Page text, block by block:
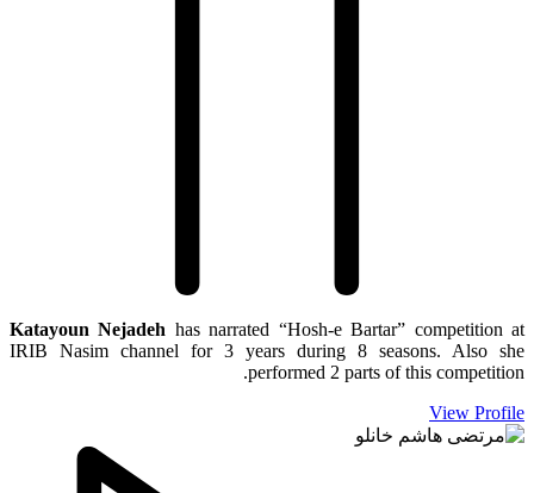
Katayoun Nejadeh has narrated “Hosh-e Bartar” competition at
IRIB Nasim channel for 3 years during 8 seasons. Also she
performed 2 parts of this competition.
View Profile